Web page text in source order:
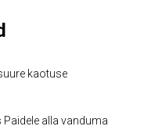
kaotuse
alla vanduma